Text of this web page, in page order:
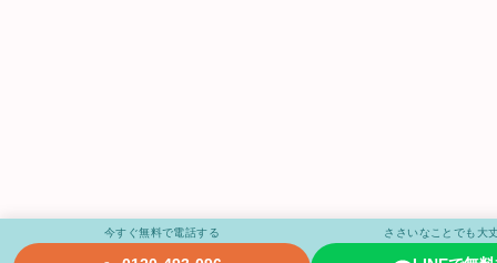
今すぐ無料で電話する ささいなことでも大